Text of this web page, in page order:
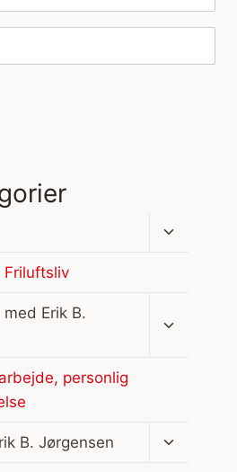
Skift
Friluftsliv
Erik B.
personlig
B. Jørgensen
Skift